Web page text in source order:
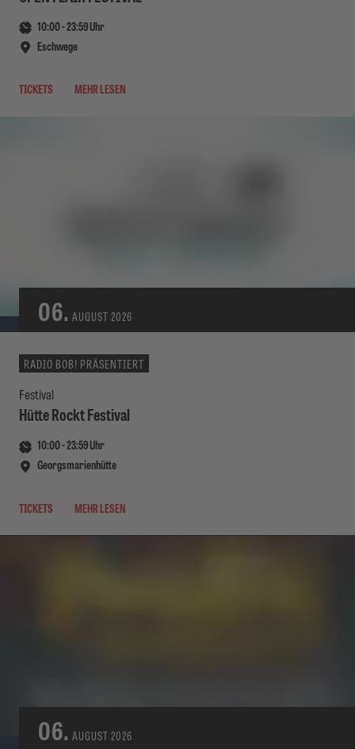
10:00-23:59Uhr
Eschwege
TICKETS MEHR LESEN
06. AUGUST 2026
RADIO BOB! PRÄSENTIERT
Festival
Hütte Rockt Festival
10:00-23:59Uhr
Georgsmarienhütte
TICKETS MEHR LESEN
06. AUGUST 2026